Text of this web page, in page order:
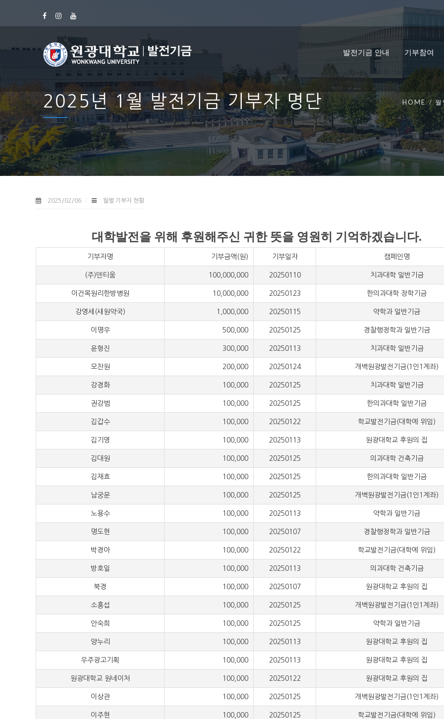
발전기금 안내 기부참여
2025년 1월 발전기금 기부자 명단 HOME 월
2025/02/06 월별 기부자 현황
대학발전을 위해 후원해주신 귀한 뜻을 영원히 기억하겠습니다.
기부자명 기부금액(원) 기부일자 캠페인명
(주)덴티움 100,000,000 20250110 치과대학 일반기금
이건목원리한방병원 10,000,000 20250123 한의과대학 장학기금
강영세(새원약국) 1,000,000 20250115 약학과 일반기금
이명우 500,000 20250125 경찰행정학과 일반기금
윤형진 300,000 20250113 치과대학 일반기금
모찬원 200,000 20250124 개벽원광발전기금(1인1계좌)
강경화 100,000 20250125 치과대학 일반기금
권강범 100,000 20250125 한의과대학 일반기금
김갑수 100,000 20250122 학교발전기금(대학에 위임)
김기영 100,000 20250113 원광대학교 후원의 집
김대원 100,000 20250125 의과대학 건축기금
김재효 100,000 20250125 한의과대학 일반기금
남궁문 100,000 20250125 개벽원광발전기금(1인1계좌)
노용수 100,000 20250113 약학과 일반기금
명도현 100,000 20250107 경찰행정학과 일반기금
박경아 100,000 20250122 학교발전기금(대학에 위임)
방호일 100,000 20250113 의과대학 건축기금
북경 100,000 20250107 원광대학교 후원의 집
소홍섭 100,000 20250125 개벽원광발전기금(1인1계좌)
안숙희 100,000 20250125 약학과 일반기금
양누리 100,000 20250113 원광대학교 후원의 집
우주광고기획 100,000 20250113 원광대학교 후원의 집
원광대학교 원네이처 100,000 20250122 원광대학교 후원의 집
이상관 100,000 20250125 개벽원광발전기금(1인1계좌)
이주현 100,000 20250125 학교발전기금(대학에 위임)